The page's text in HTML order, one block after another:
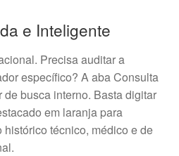
e Inteligente
Precisa auditar a
específico? A aba Consulta
busca interno. Basta digitar
em laranja para
técnico, médico e de